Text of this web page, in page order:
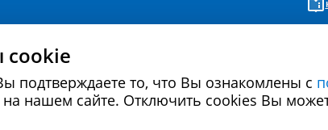
в отношении обработки персональных
данных
Политика
cookie
подтверждаете то, что Вы ознакомлены с
на нашем сайте. Отключить cookies Вы